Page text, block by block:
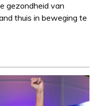
gezondheid van
thuis in beweging te